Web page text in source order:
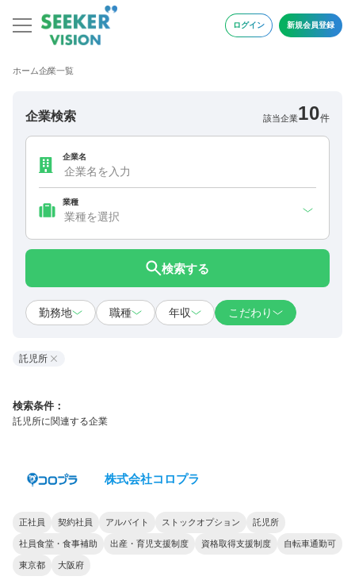
ログイン 新規会員登録
ホーム企業一覧
企業検索 該当企業10件
企業名
業種
検索する
勤務地 職種 年収 こだわり
託児所
検索条件：
託児所に関連する企業
株式会社コロプラ
正社員 契約社員 アルバイト ストックオプション 託児所
社員食堂・食事補助 出産・育児支援制度 資格取得支援制度 自転車通勤可
東京都 大阪府